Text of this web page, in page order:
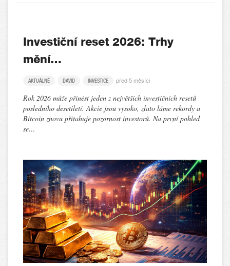
Investiční reset 2026: Trhy
mění…
AKTUÁLNĚ DAVID INVESTICE před 5 měsíci
Rok 2026 může přinést jeden z největších investičních resetů
posledního desetiletí. Akcie jsou vysoko, zlato láme rekordy a
Bitcoin znovu přitahuje pozornost investorů. Na první pohled
se…